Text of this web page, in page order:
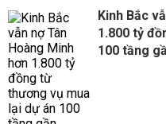
Kinh Bắc
1.800 tỷ
100 tầng